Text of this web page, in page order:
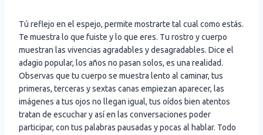
Tú reflejo en el espejo, permite mostrarte tal cual como estás.
Te muestra lo que fuiste y lo que eres. Tu rostro y cuerpo
muestran las vivencias agradables y desagradables. Dice el
adagio popular, los años no pasan solos, es una realidad.
Observas que tu cuerpo se muestra lento al caminar, tus
primeras, terceras y sextas canas empiezan aparecer, las
imágenes a tus ojos no llegan igual, tus oídos bien atentos
tratan de escuchar y así en las conversaciones poder
participar, con tus palabras pausadas y pocas al hablar. Todo